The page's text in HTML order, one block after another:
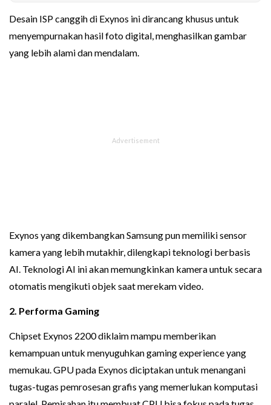
Desain ISP canggih di Exynos ini dirancang khusus untuk
menyempurnakan hasil foto digital, menghasilkan gambar
yang lebih alami dan mendalam.
Exynos yang dikembangkan Samsung pun memiliki sensor
kamera yang lebih mutakhir, dilengkapi teknologi berbasis
AI. Teknologi AI ini akan memungkinkan kamera untuk secara
otomatis mengikuti objek saat merekam video.
2. Performa Gaming
Chipset Exynos 2200 diklaim mampu memberikan
kemampuan untuk menyuguhkan gaming experience yang
memukau. GPU pada Exynos diciptakan untuk menangani
tugas-tugas pemrosesan grafis yang memerlukan komputasi